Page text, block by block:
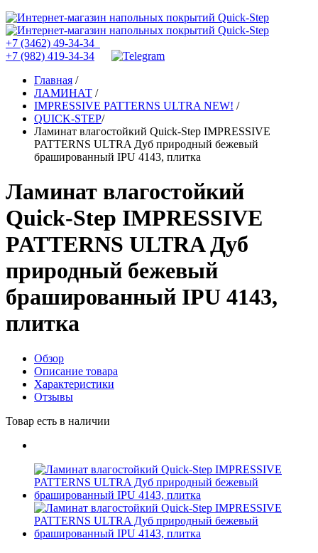
+7 (3462) 49-34-34
+7 (982) 419-34-34
Главная /
ЛАМИНАТ /
IMPRESSIVE PATTERNS ULTRA NEW! /
QUICK-STEP/
Ламинат влагостойкий Quick-Step IMPRESSIVE
PATTERNS ULTRA Дуб природный бежевый
брашированный IPU 4143, плитка
Ламинат влагостойкий
Quick-Step IMPRESSIVE
PATTERNS ULTRA Дуб
природный бежевый
брашированный IPU 4143,
плитка
Обзор
Описание товара
Характеристики
Отзывы
Товар есть в наличии